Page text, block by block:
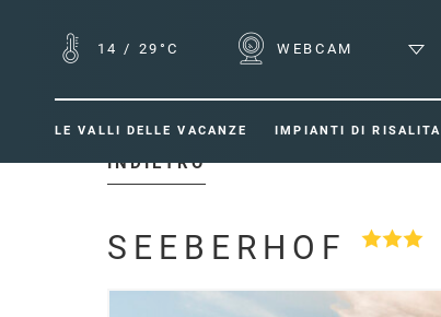
14 / 29°C WEBCAM
LE VALLI DELLE VACANZE IMPIANTI DI RISALITA
INDIETRO
SEEBERHOF